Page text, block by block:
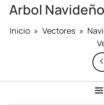
Arbol
Inicio » Vectores »